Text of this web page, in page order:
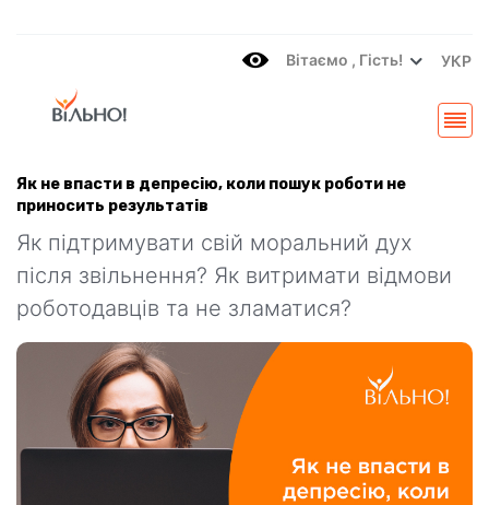
Вітаємo , Гість! УКР
Як не впасти в депресію, коли пошук роботи не
приносить результатів
Як підтримувати свій моральний дух
після звільнення? Як витримати відмови
роботодавців та не зламатися?